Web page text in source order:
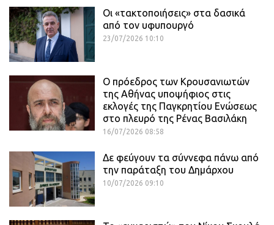
Οι «τακτοποιήσεις» στα δασικά
από τον υφυπουργό
23/07/2026 10:10
Ο πρόεδρος των Κρουσανιωτών
της Αθήνας υποψήφιος στις
εκλογές της Παγκρητίου Ενώσεως
στο πλευρό της Ρένας Βασιλάκη
16/07/2026 08:58
Δε φεύγουν τα σύννεφα πάνω από
την παράταξη του Δημάρχου
10/07/2026 09:10